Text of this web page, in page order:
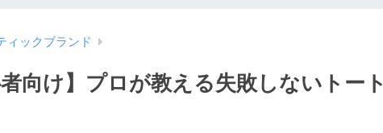
ィックブランド
向け】プロが教える失敗しないトート